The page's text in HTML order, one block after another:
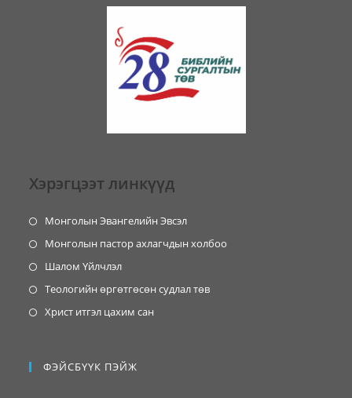
Хэрэгцээт линкүүд
Монголын Эвангелийн Эвсэл
Монголын пастор ахлагчдын холбоо
Шалом Үйлчлэл
Теологийн өргөтгөсөн судлал төв
Христ итгэл цахим сан
ФЭЙСБҮҮК ПЭЙЖ